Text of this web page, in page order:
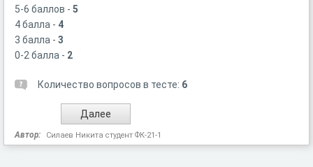
5-6 баллов - 5
4 балла - 4
3 балла - 3
0-2 балла - 2
Количество вопросов в тесте: 6
Автор: Силаев Никита студент ФК-21-1